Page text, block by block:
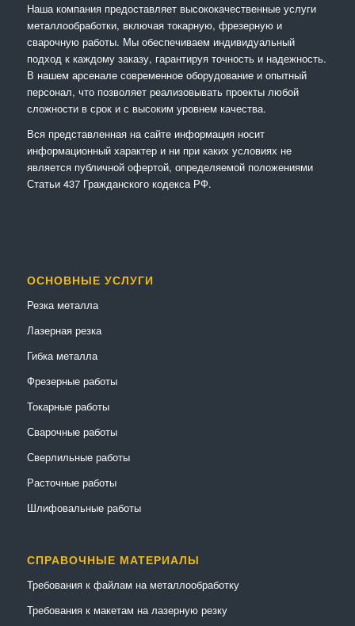
Наша компания предоставляет высококачественные услуги
металлообработки, включая токарную, фрезерную и
сварочную работы. Мы обеспечиваем индивидуальный
подход к каждому заказу, гарантируя точность и надежность.
В нашем арсенале современное оборудование и опытный
персонал, что позволяет реализовывать проекты любой
сложности в срок и с высоким уровнем качества.
Вся представленная на сайте информация носит
информационный характер и ни при каких условиях не
является публичной офертой, определяемой положениями
Статьи 437 Гражданского кодекса РФ.
ОСНОВНЫЕ УСЛУГИ
Резка металла
Лазерная резка
Гибка металла
Фрезерные работы
Токарные работы
Сварочные работы
Сверлильные работы
Расточные работы
Шлифовальные работы
СПРАВОЧНЫЕ МАТЕРИАЛЫ
Требования к файлам на металлообработку
Требования к макетам на лазерную резку